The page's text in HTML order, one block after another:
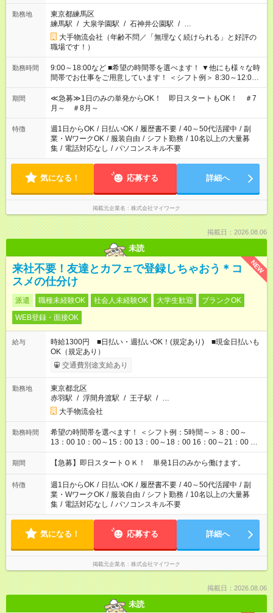
勤務地
東京都練馬区
練馬駅 / 大泉学園駅 / 石神井公園駅 / …
大手物流会社（年齢不問／「無理なく続けられる」と好評の
職場です！）
勤務時間
9:00～18:00など ■希望の時間帯を選べます！ ▼他にも様々な時
間帯でお仕事をご用意しています！ ＜シフト例＞ 8:30～12:00
17:00～22:00 13:00～22:00 22:00～翌6:00 など
期間
≪急募≫1日のみの単発からOK！ 即日スタートもOK！ ＃7
月～ ＃8月～
特徴 週1日からOK / 日払いOK / 履歴書不要 / 40～50代活躍中 / 副
業・WワークOK / 服装自由 / シフト勤務 / 10名以上の大量募
集 / 電話対応なし / パソコンスキル不要
気になる！ 応募する 詳細へ
掲載元企業名 株式会社マイワーク
掲載日：2026.08.06
未読
NEW
来社不要！友達とカフェで登録しちゃおう＊コ
スメの仕分け
派遣 職種未経験OK 社会人未経験OK 大学生歓迎
ブランクOK
WEB登録・面接OK
給与
時給1300円 ■日払い・週払いOK！(規定あり) ■現金日払いも
OK（規定あり）
交通費別途支給あり
勤務地
東京都北区
赤羽駅 / 浮間舟渡駅 / 王子駅 / …
大手物流会社
勤務時間
希望の時間帯を選べます！ ＜シフト例：5時間～＞ 8：00～
13：00 10：00～15：00 13：00～18：00 16：00～21：00 ＜
シフト例：8時間～＞ ・10：00～19：00 ・13：00～22：00 ・
22：00～翌6：00 など！是非ご希望をお聞かせください！
期間 【急募】即日スタートＯＫ！ 単発1日のみから働けます。
特徴 週1日からOK / 日払いOK / 履歴書不要 / 40～50代活躍中 / 副
業・WワークOK / 服装自由 / シフト勤務 / 10名以上の大量募
集 / 電話対応なし / パソコンスキル不要
気になる！ 応募する 詳細へ
掲載元企業名 株式会社マイワーク
掲載日：2026.08.06
未読